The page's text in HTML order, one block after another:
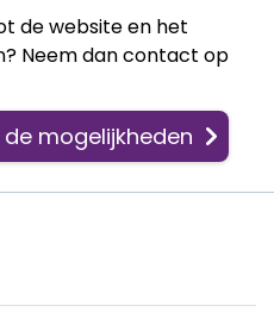
de website en het
Neem dan contact op
mogelijkheden